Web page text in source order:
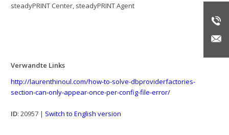
steadyPRINT Center, steadyPRINT Agent
Verwandte Links
http://laurenthinoul.com/how-to-solve-dbproviderfactories-
section-can-only-appear-once-per-config-file-error/
ID: 20957 | Switch to English version